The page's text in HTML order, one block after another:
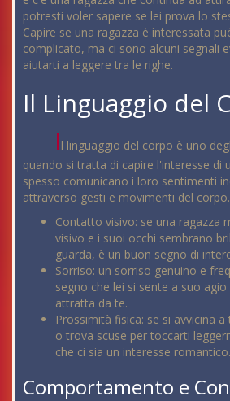
potresti voler sapere se lei prova lo
Capire se una ragazza è interessata
complicato, ma ci sono alcuni segnali
aiutarti a leggere tra le righe.
Il Linguaggio del
Il linguaggio del corpo è uno
quando si tratta di capire l'interesse di
spesso comunicano i loro sentimenti
attraverso gesti e movimenti del corpo.
Contatto visivo: se una ragazza
visivo e i suoi occhi sembrano
guarda, è un buon segno di
Sorriso: un sorriso genuino e
segno che lei si sente a suo
attratta da te.
Prossimità fisica: se si avvicina
o trova scuse per toccarti
che ci sia un interesse romantico.
Comportamento e